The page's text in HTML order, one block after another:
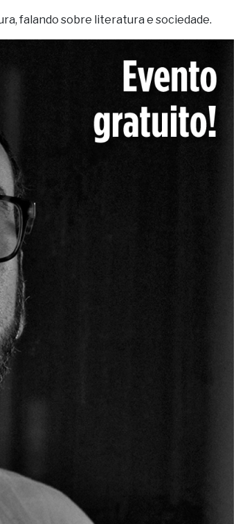
falando sobre literatura e sociedade.